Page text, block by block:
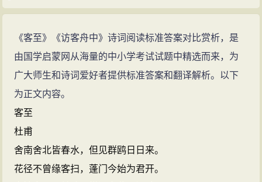
《客至》《访客舟中》诗词阅读标准答案对比赏析，是
由国学启蒙网从海量的中小学考试试题中精选而来，为
广大师生和诗词爱好者提供标准答案和翻译解析。以下
为正文内容。
客至
杜甫
舍南舍北皆春水，但见群鸥日日来。
花径不曾缘客扫，蓬门今始为君开。